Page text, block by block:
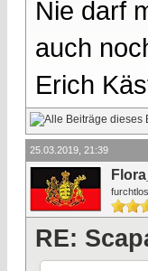
Nie darf
auch
Erich
25.03.2019, 21:39
RE: